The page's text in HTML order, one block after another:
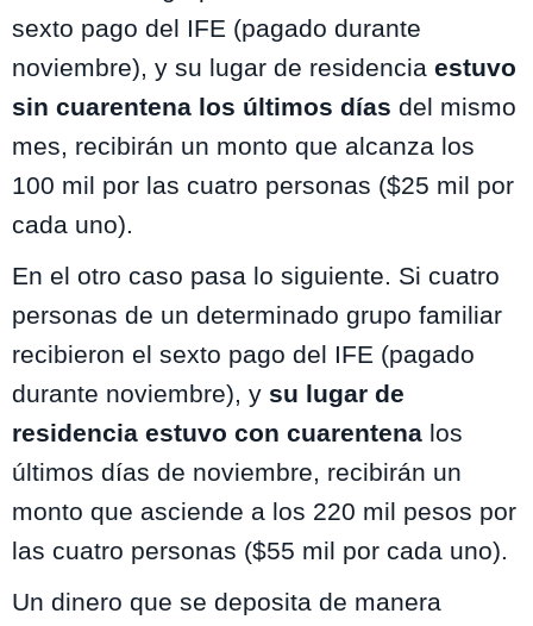
sexto pago del IFE (pagado durante
noviembre), y su lugar de residencia estuvo
sin cuarentena los últimos días del mismo
mes, recibirán un monto que alcanza los
100 mil por las cuatro personas ($25 mil por
cada uno).
En el otro caso pasa lo siguiente. Si cuatro
personas de un determinado grupo familiar
recibieron el sexto pago del IFE (pagado
durante noviembre), y su lugar de
residencia estuvo con cuarentena los
últimos días de noviembre, recibirán un
monto que asciende a los 220 mil pesos por
las cuatro personas ($55 mil por cada uno).
Un dinero que se deposita de manera